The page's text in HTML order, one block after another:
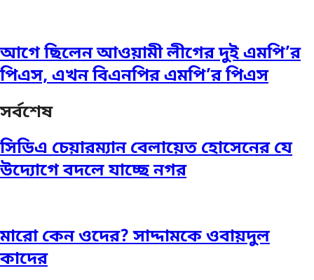
আগে ছিলেন আওয়ামী লীগের দুই এমপি’র
পিএস, এখন বিএনপির এমপি’র পিএস
সর্বশেষ
সিডিএ চেয়ারম্যান বেলায়েত হোসেনের যে
উদ্যোগে বদলে যাচ্ছে নগর
মারো কেন ওদের? সাদ্দামকে ওবায়দুল
কাদের